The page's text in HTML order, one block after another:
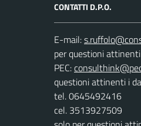
CONTATTI D.P.O.
E-mail:
per questioni
PEC:
questioni attinenti i
tel. 0645492416
cel. 3513927509